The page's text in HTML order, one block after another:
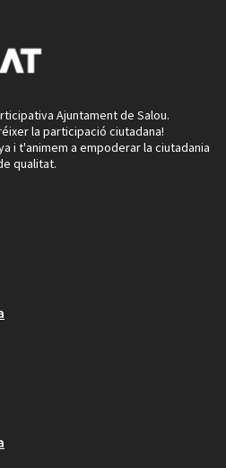
Ajuntament de Salou.
la participació ciutadana!
i t'animem a empoderar la ciutadania
qualitat.